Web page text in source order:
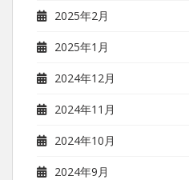
2025年2月
2025年1月
2024年12月
2024年11月
2024年10月
2024年9月